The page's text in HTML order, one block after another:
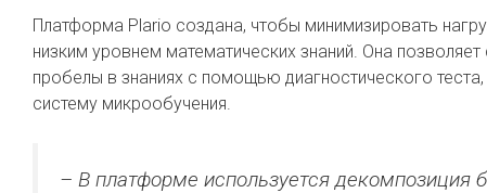
Платформа Plario создана, чтобы минимизировать
низким уровнем математических знаний. Она
пробелы в знаниях с помощью диагностического
систему микрообучения.
– В платформе используется